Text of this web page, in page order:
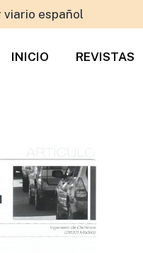
español
INICIO REVISTAS